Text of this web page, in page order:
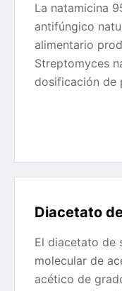
La natamicina
antifúngico
alimentario
Streptomyces
dosificación de
Diacetato
El diacetato de
molecular de
acético de